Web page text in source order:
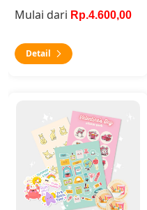
Mulai dari Rp.4.600,00
Detail